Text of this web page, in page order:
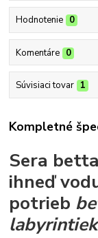
Hodnotenie 0
Komentáre 0
Súvisiaci tovar 1
Kompletné
Sera
ihneď
potrieb
labyrintiek